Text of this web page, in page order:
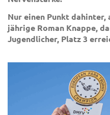
Nur einen Punkt dahinter,
jährige Roman Knappe,
Jugendlicher, Platz 3